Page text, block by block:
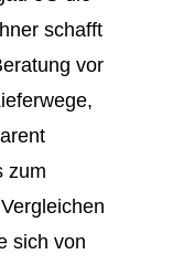
schafft
vor
zum
sich von